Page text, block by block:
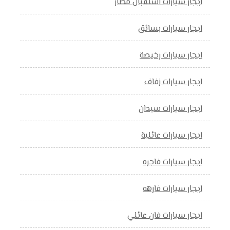
ايجار سيارات بسائق
ايجار سيارات رخيصة
ايجار سيارات زفاف
ايجار سيارات سيدان
ايجار سيارات عائلية
ايجار سيارات فاجره
ايجار سيارات فارهه
ايجار سيارات فان عائلي